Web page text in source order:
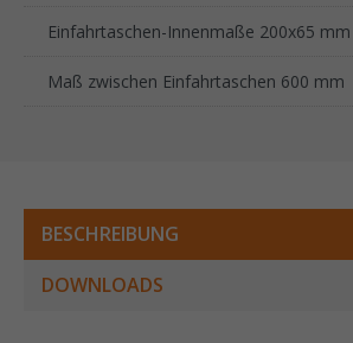
Einfahrtaschen-Innenmaße 200x65 mm
Maß zwischen Einfahrtaschen 600 mm
BESCHREIBUNG
DOWNLOADS